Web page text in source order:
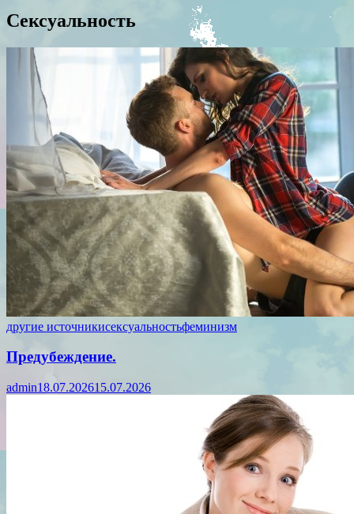
Сексуальность
другие источникисексуальностьфеминизм
Предубеждение.
admin18.07.202615.07.2026